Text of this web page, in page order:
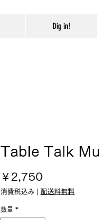
Dig in!
Table Talk
￥2,750
格
消費税込み 配送料無料
数量 *